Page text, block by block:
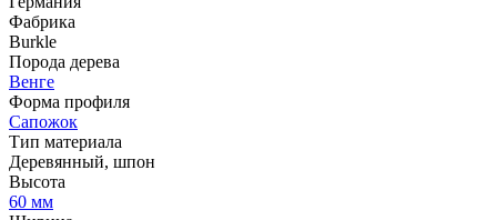
Фабрика
Burkle
Порода дерева
Венге
Форма профиля
Сапожок
Тип материала
Деревянный, шпон
Высота
60 мм